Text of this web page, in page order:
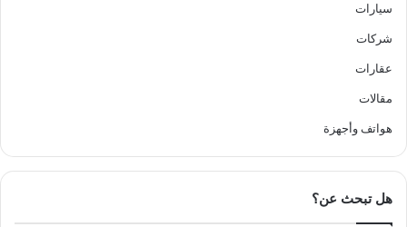
سيارات
شركات
عقارات
مقالات
هواتف وأجهزة
هل تبحث عن؟